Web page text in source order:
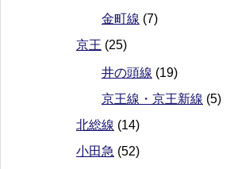
金町線 (7)
京王 (25)
井の頭線 (19)
京王線・京王新線 (5)
北総線 (14)
小田急 (52)